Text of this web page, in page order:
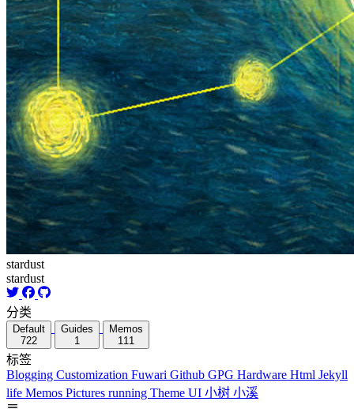
stardust
stardust
分类
Default
722
Guides
1
Memos
111
标签
Blogging Customization Fuwari Github GPG Hardware Html Jekyll
life Memos Pictures running Theme UI 小树 小溪